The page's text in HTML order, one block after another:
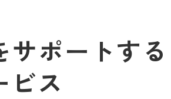
サポートする
ビス